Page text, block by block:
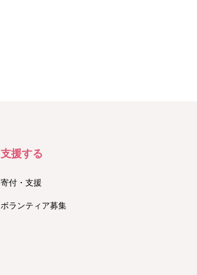
支援する
寄付・支援
ボランティア募集